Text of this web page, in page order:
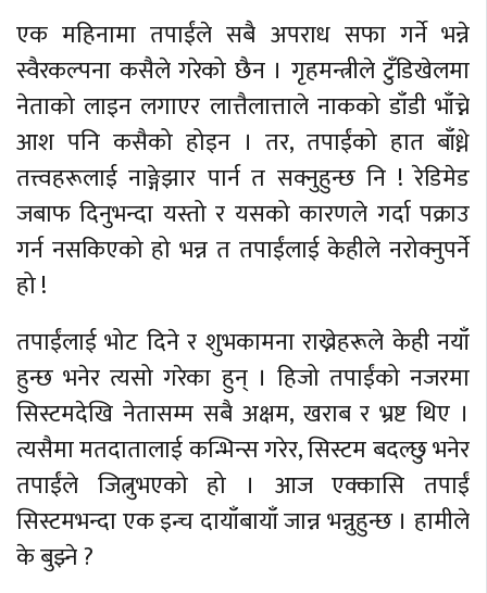
एक महिनामा तपाईंले सबै अपराध सफा गर्ने भन्ने
स्वैरकल्पना कसैले गरेको छैन । गृहमन्त्रीले टुँडिखेलमा
नेताको लाइन लगाएर लात्तैलात्ताले नाकको डाँडी भाँच्ने
आश पनि कसैको होइन । तर, तपाईंको हात बाँध्ने
तत्त्वहरूलाई नाङ्गेझार पार्न त सक्नुहुन्छ नि ! रेडिमेड
जबाफ दिनुभन्दा यस्तो र यसको कारणले गर्दा पक्राउ
गर्न नसकिएको हो भन्न त तपाईंलाई केहीले नरोक्नुपर्ने
हो !
तपाईंलाई भोट दिने र शुभकामना राख्नेहरूले केही नयाँ
हुन्छ भनेर त्यसो गरेका हुन् । हिजो तपाईंको नजरमा
सिस्टमदेखि नेतासम्म सबै अक्षम, खराब र भ्रष्ट थिए ।
त्यसैमा मतदातालाई कन्भिन्स गरेर, सिस्टम बदल्छु भनेर
तपाईंले जित्नुभएको हो । आज एक्कासि तपाईं
सिस्टमभन्दा एक इन्च दायाँबायाँ जान्न भन्नुहुन्छ । हामीले
के बुझ्ने ?